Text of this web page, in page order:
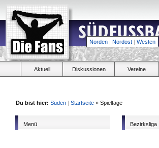
Norden | Nordost | Westen
Aktuell Diskussionen Vereine
Du bist hier: Süden | Startseite » Spieltage
Menü Bezirksliga